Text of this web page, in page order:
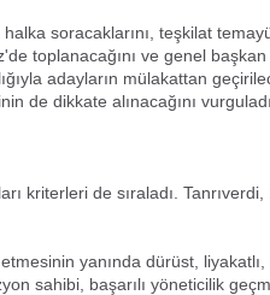
soracaklarını, teşkilat
toplanacağını ve genel başkan
adayların mülakattan
de dikkate alınacağını vurguladı.
kriterleri de sıraladı.
yanında dürüst,
sahibi, başarılı yöneticilik